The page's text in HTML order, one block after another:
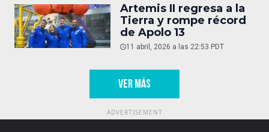
Artemis II regresa a la
Tierra y rompe récord
de Apolo 13
11 abril, 2026 a las 22:53 PDT
VER MÁS